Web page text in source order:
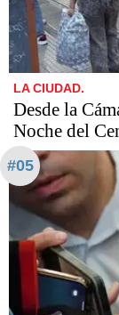
LA CIUDAD.
Desde la
Noche del
#05